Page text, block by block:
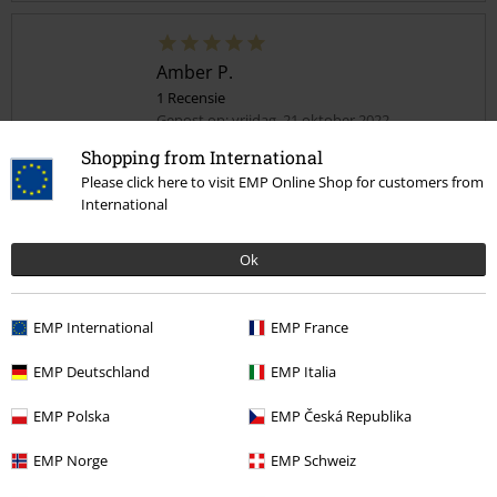
Shopping from International
Please click here to visit EMP Online Shop for customers from
International
Ok
EMP International EMP France
EMP Deutschland EMP Italia
EMP Polska EMP Česká Republika
EMP Norge EMP Schweiz
Commentaar versturen
Amber P.
1 Recensie
Gepost op: vrijdag, 21 oktober 2022
Gypsy wearing
It soothing me perfectly!!!! No any complaining about that perfectly
Kwaliteit
Ontwerp
Pasvorm